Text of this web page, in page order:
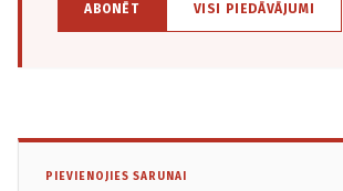
ABONĒT VISI PIEDĀVĀJUMI
PIEVIENOJIES SARUNAI